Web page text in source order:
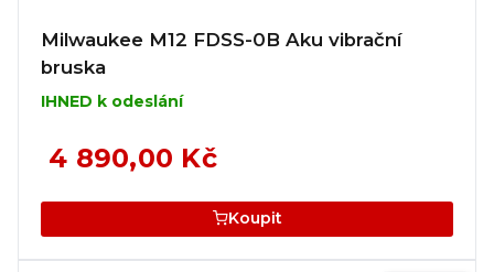
Milwaukee M12 FDSS-0B Aku vibrační
bruska
IHNED k odeslání
4 890,00 Kč
Koupit